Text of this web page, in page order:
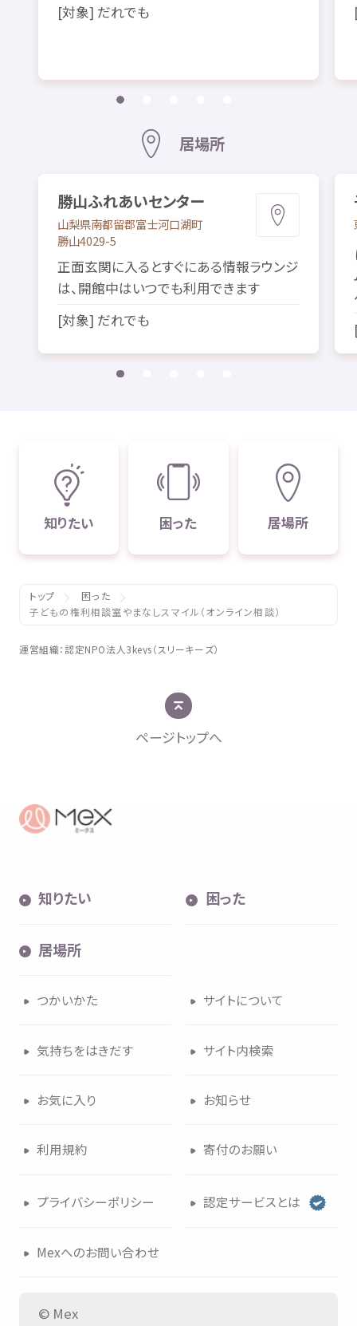
[対象] だれでも
居場所
勝山ふれあいセンター
山梨県南都留郡富士河口湖町
勝山4029-5
正面玄関に入るとすぐにある情報ラウンジ
は、 開館中はいつでも利用できます
[対象] だれでも
知りたい 困った 居場所
トップ
困った
子どもの権利相談室やまなしスマイル（オンライン相談）
運営組織：認定NPO法人 3keys（スリーキーズ）
ページトップへ
知りたい 困った
居場所
つかいかた サイトについて
気持ちをはきだす サイト内検索
お気に入 り お知らせ
利用規約 寄付のお願い
プライバシーポリシー 認定サービスとは
Mexへのお問い合わせ
© Mex